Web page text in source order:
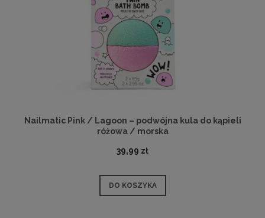
Nailmatic Pink / Lagoon – podwójna kula do kąpieli
różowa / morska
39,99 zł
DO KOSZYKA